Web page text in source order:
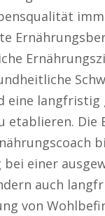
eine langfristig
etablieren. Die
einer
auch
von